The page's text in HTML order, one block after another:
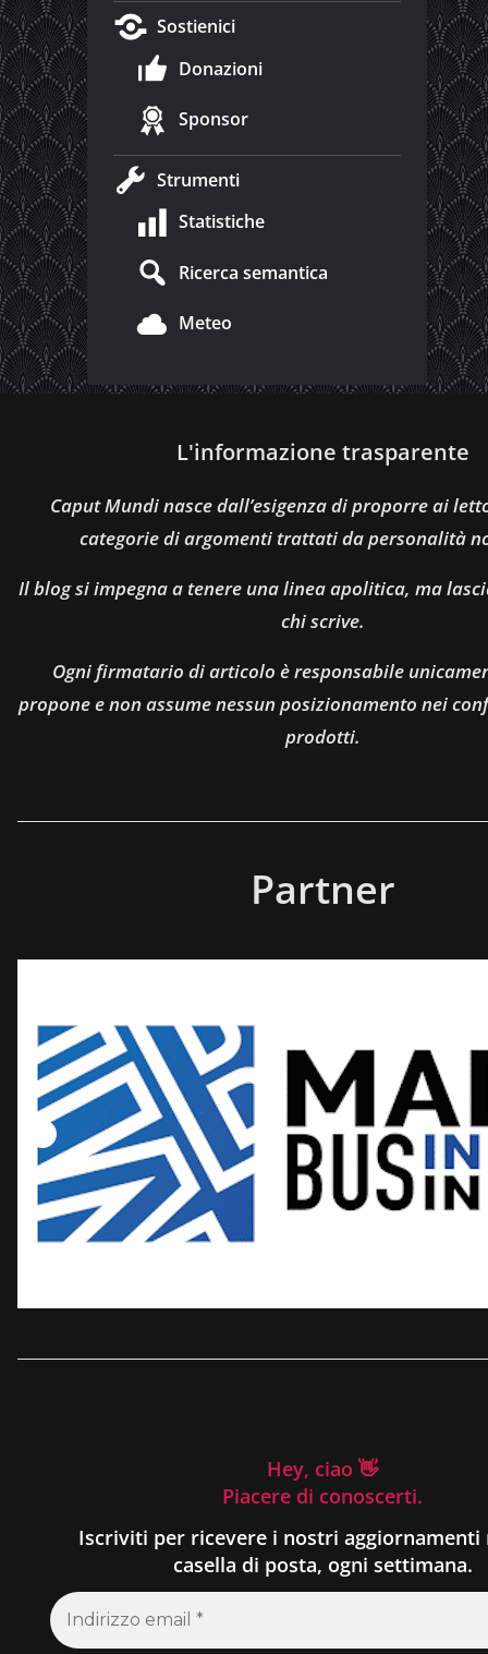
Sostienici
Donazioni
Sponsor
Strumenti
Statistiche
Ricerca semantica
Meteo
L'informazione trasparente
Caput Mundi nasce dall’esigenza di proporre ai
categorie di argomenti trattati da personalità
Il blog si impegna a tenere una linea apolitica, ma
chi scrive.
Ogni firmatario di articolo è responsabile
propone e non assume nessun posizionamento nei
prodotti.
Partner
Hey, ciao 👋
Piacere di conoscerti.
Iscriviti per ricevere i nostri aggiornamenti
casella di posta, ogni settimana.